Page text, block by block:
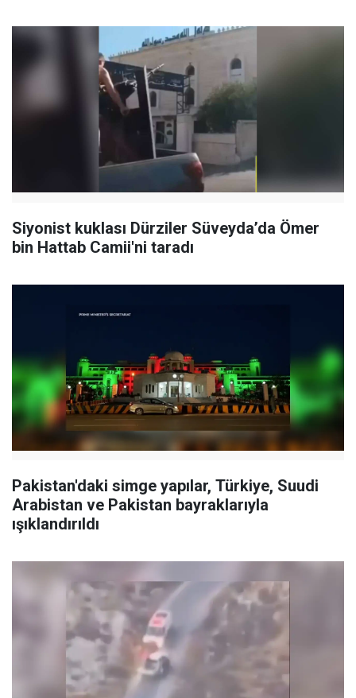
Siyonist kuklası Dürziler Süveyda’da Ömer
bin Hattab Camii'ni taradı
Pakistan'daki simge yapılar, Türkiye, Suudi
Arabistan ve Pakistan bayraklarıyla
ışıklandırıldı